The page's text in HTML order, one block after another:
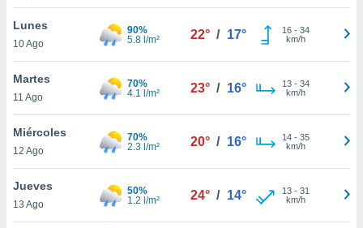
de
cookies
aceptar
Lunes
10 Ago
90%
5.8 l/m²
22° / 17° 16- 34
km/h
Martes
11 Ago
70%
4.1 l/m²
23° / 16° 13- 34
km/h
Miércoles
12 Ago
70%
2.3 l/m²
20° / 16° 14- 35
km/h
Jueves
13 Ago
50%
1.2 l/m²
24° / 14° 13- 31
km/h